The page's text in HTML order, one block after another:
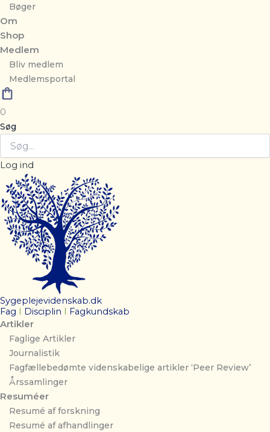
Bøger
Om
Shop
Medlem
Bliv medlem
Medlemsportal
0
Søg
Log ind
Sygeplejevidenskab.dk
Fag
Disciplin Fagkundskab
Artikler
Faglige Artikler
Journalistik
Fagfællebedømte videnskabelige artikler ‘Peer Review’
Årssamlinger
Resuméer
Resumé af forskning
Resumé af afhandlinger